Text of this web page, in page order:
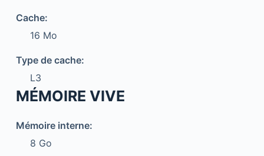
Cache:
16 Mo
Type de cache:
L3
MÉMOIRE VIVE
Mémoire interne:
8 Go